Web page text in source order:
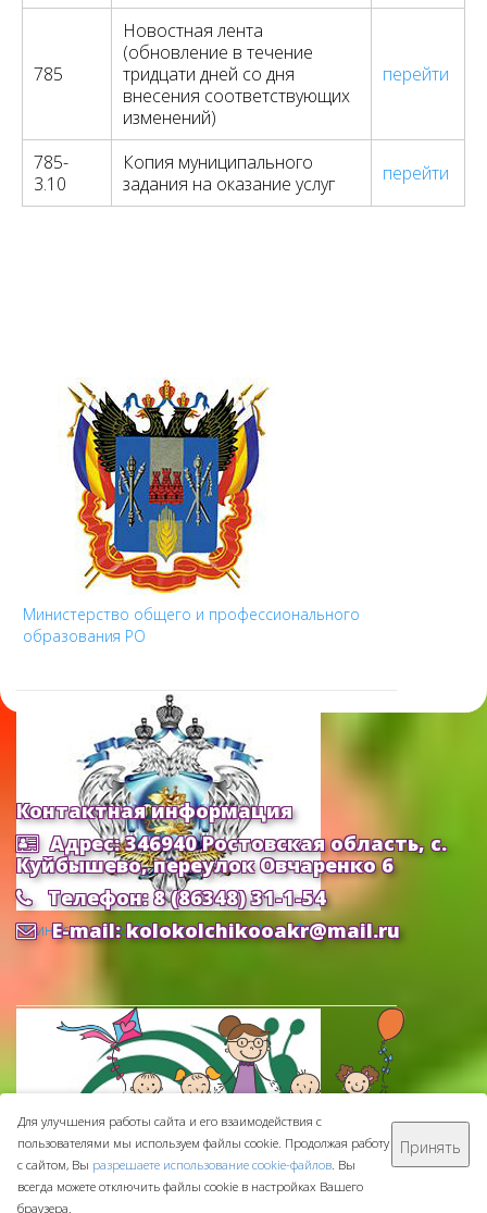
785
Новостная лента
(обновление в течение
тридцати дней со дня
внесения соответствующих
изменений)
перейти
785-
3.10
Копия муниципального
задания на оказание услуг
перейти
Министерство общего и профессионального
образования РО
Министерство Образования и Науки РФ
Контактная информация
Адрес: 346940 Ростовская область, с.
Куйбышево, переулок Овчаренко 6
Телефон: 8 (86348) 31-1-54
E-mail: kolokolchikooakr@mail.ru
МБДОУ ДС "Колокольчик" © 2016-2026
Сделано с ❤ вООО "Проводник"
Для улучшения работы сайта и его взаимодействия с
пользователями мы используем файлы cookie. Продолжая работу
с сайтом, Вы разрешаете использование cookie-файлов. Вы
всегда можете отключить файлы cookie в настройках Вашего
браузера.
Принять